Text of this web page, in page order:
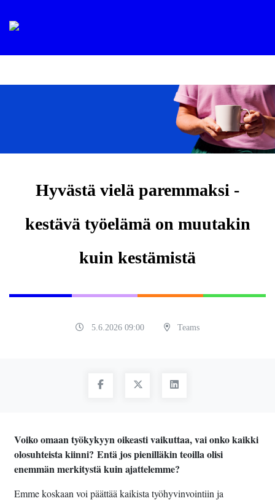
Hyvästä vielä paremmaksi -
kestävä työelämä on muutakin
kuin kestämistä
5.6.2026 09:00 Teams
Voiko omaan työkykyyn oikeasti vaikuttaa, vai onko kaikki
olosuhteista kiinni? Entä jos pienilläkin teoilla olisi
enemmän merkitystä kuin ajattelemme?
Emme koskaan voi päättää kaikista työhyvinvointiin ja